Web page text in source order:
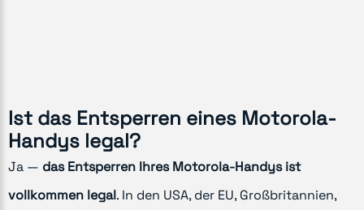
Ist das Entsperren eines Motorola-
Handys legal?
Ja — das Entsperren Ihres Motorola-Handys ist
vollkommen legal. In den USA, der EU, Großbritannien,